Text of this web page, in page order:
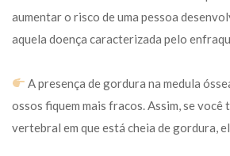
aumentar o risco de uma pessoa
aquela doença caracterizada pelo
A presença de gordura na medula
ossos fiquem mais fracos. Assim, se você
vertebral em que está cheia de gordura,